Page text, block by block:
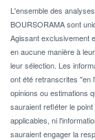
L'ensemble des
BOURSORAMA sont
Agissant exclusivement
en aucune manière à
leur sélection. Les
ont été retranscrites "en
opinions ou estimations
sauraient refléter le
applicables, ni
sauraient engager la